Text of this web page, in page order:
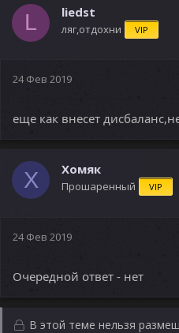
ц
и
L liedst
ляг,отдохни VIP
24 Фев 2019
еще как внесет
Х Хомяк
Прошаренный VIP
24 Фев 2019
Очередной ответ - нет
В этой теме нельзя